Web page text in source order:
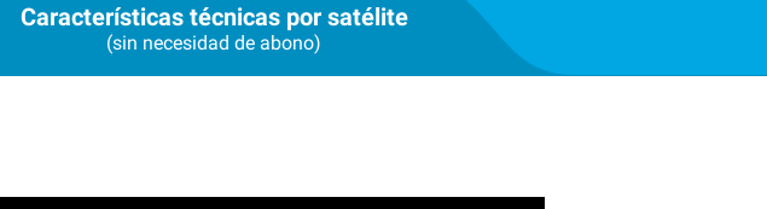
Características técnicas por satélite
(sin necesidad de abono)